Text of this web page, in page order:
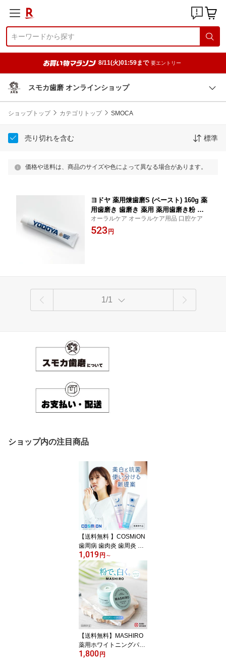
8/11(火)01:59まで 要エントリー
スモカ歯磨 オンラインショップ
ショップトップ カテゴリトップ SMOCA
売り切れを含む 標準
価格や送料は、商品のサイズや色によって異なる場合があります。
ヨドヤ 薬用煉歯磨S (ペースト) 160g 薬
用歯磨き 歯磨き 薬用 薬用歯磨き粉 薬
用ハミガキ はみがき粉 ハミガキ粉 歯磨
き粉 はみがきこ ハミガキ はみがき 歯
オーラルケア オーラルケア用品 口腔ケア
523 円
1/1
ショップ内の注目商品
【送料無料 】COSMiON
歯周病 歯肉炎 歯周炎 口
臭 むし歯 予防 歯を白く
する ホワイトニング フ
ッ素 キシリトール 配合
医薬部外品 子供 も使え
る 薬用歯磨き 日本産 朝
用100g 夜用70g 歯みが
きセット スモカ
1,019 円 ～
【送料無料】MASHIRO
薬用ホワイトニングパウ
ダー ハーバルミント 歯
1,800 円